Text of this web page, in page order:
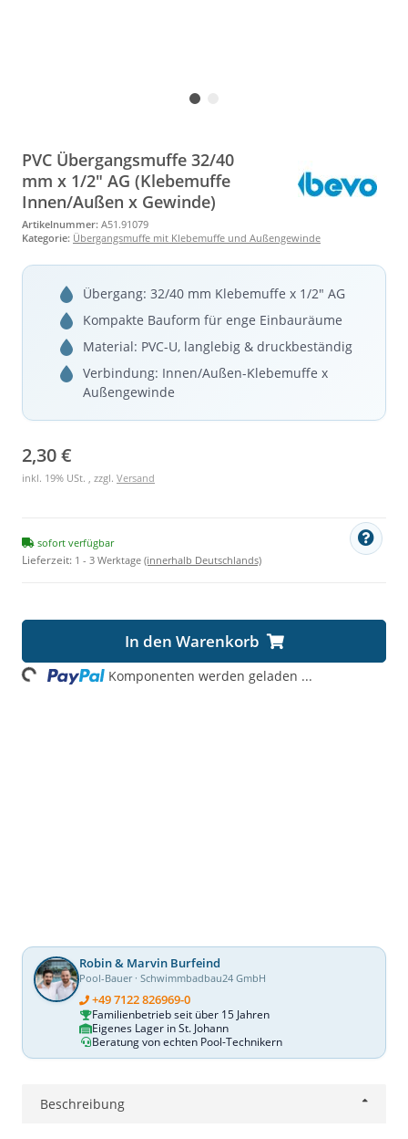
PVC Übergangsmuffe 32/40
mm x 1/2" AG (Klebemuffe
Innen/Außen x Gewinde)
Artikelnummer: A51.91079
Kategorie: Übergangsmuffe mit Klebemuffe und Außengewinde
Übergang: 32/40 mm Klebemuffe x 1/2" AG
Kompakte Bauform für enge Einbauräume
Material: PVC-U, langlebig & druckbeständig
Verbindung: Innen/Außen-Klebemuffe x
Außengewinde
2,30 €
inkl. 19% USt. , zzgl. Versand
sofort verfügbar
Lieferzeit: 1 - 3 Werktage (innerhalb Deutschlands)
In den Warenkorb
Loading... Komponenten werden geladen ...
Robin & Marvin Burfeind
Pool-Bauer · Schwimmbadbau24 GmbH
+49 7122 826969-0
Familienbetrieb seit über 15 Jahren
Eigenes Lager in St. Johann
Beratung von echten Pool-Technikern
Beschreibung